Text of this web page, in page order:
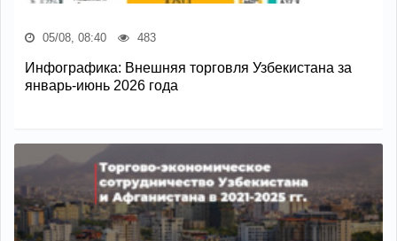
05/08, 08:40 483
Инфографика: Внешняя торговля Узбекистана за
январь-июнь 2026 года